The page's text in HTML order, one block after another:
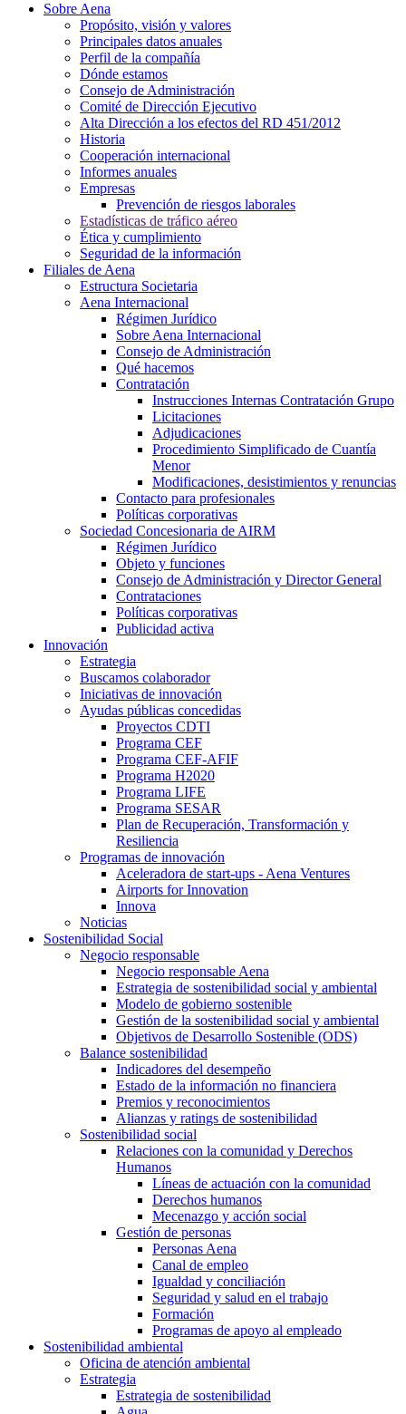
Sobre Aena
Propósito, visión y valores
Principales datos anuales
Perfil de la compañía
Dónde estamos
Consejo de Administración
Comité de Dirección Ejecutivo
Alta Dirección a los efectos del RD 451/2012
Historia
Cooperación internacional
Informes anuales
Empresas
Prevención de riesgos laborales
Estadísticas de tráfico aéreo
Ética y cumplimiento
Seguridad de la información
Filiales de Aena
Estructura Societaria
Aena Internacional
Régimen Jurídico
Sobre Aena Internacional
Consejo de Administración
Qué hacemos
Contratación
Instrucciones Internas Contratación Grupo
Licitaciones
Adjudicaciones
Procedimiento Simplificado de Cuantía
Menor
Modificaciones, desistimientos y renuncias
Contacto para profesionales
Políticas corporativas
Sociedad Concesionaria de AIRM
Régimen Jurídico
Objeto y funciones
Consejo de Administración y Director General
Contrataciones
Políticas corporativas
Publicidad activa
Innovación
Estrategia
Buscamos colaborador
Iniciativas de innovación
Ayudas públicas concedidas
Proyectos CDTI
Programa CEF
Programa CEF-AFIF
Programa H2020
Programa LIFE
Programa SESAR
Plan de Recuperación, Transformación y
Resiliencia
Programas de innovación
Aceleradora de start-ups - Aena Ventures
Airports for Innovation
Innova
Noticias
Sostenibilidad Social
Negocio responsable
Negocio responsable Aena
Estrategia de sostenibilidad social y ambiental
Modelo de gobierno sostenible
Gestión de la sostenibilidad social y ambiental
Objetivos de Desarrollo Sostenible (ODS)
Balance sostenibilidad
Indicadores del desempeño
Estado de la información no financiera
Premios y reconocimientos
Alianzas y ratings de sostenibilidad
Sostenibilidad social
Relaciones con la comunidad y Derechos
Humanos
Líneas de actuación con la comunidad
Derechos humanos
Mecenazgo y acción social
Gestión de personas
Personas Aena
Canal de empleo
Igualdad y conciliación
Seguridad y salud en el trabajo
Formación
Programas de apoyo al empleado
Sostenibilidad ambiental
Oficina de atención ambiental
Estrategia
Estrategia de sostenibilidad